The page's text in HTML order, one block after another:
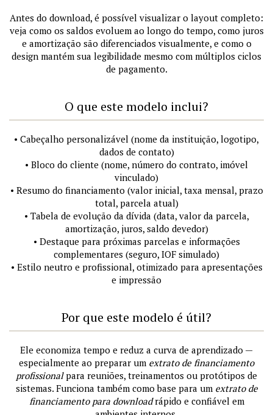
Antes do download, é possível visualizar o layout completo:
veja como os saldos evoluem ao longo do tempo, como juros
e amortização são diferenciados visualmente, e como o
design mantém sua legibilidade mesmo com múltiplos ciclos
de pagamento.
O que este modelo inclui?
• Cabeçalho personalizável (nome da instituição, logotipo,
dados de contato)
• Bloco do cliente (nome, número do contrato, imóvel
vinculado)
• Resumo do financiamento (valor inicial, taxa mensal, prazo
total, parcela atual)
• Tabela de evolução da dívida (data, valor da parcela,
amortização, juros, saldo devedor)
• Destaque para próximas parcelas e informações
complementares (seguro, IOF simulado)
• Estilo neutro e profissional, otimizado para apresentações
e impressão
Por que este modelo é útil?
Ele economiza tempo e reduz a curva de aprendizado —
especialmente ao preparar um extrato de financiamento
profissionalpara reuniões, treinamentos ou protótipos de
sistemas. Funciona também como base para um extrato de
financiamento para downloadrápido e confiável em